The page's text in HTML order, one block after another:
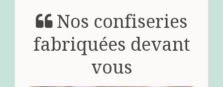
Nos confiseries
fabriquées devant
vous